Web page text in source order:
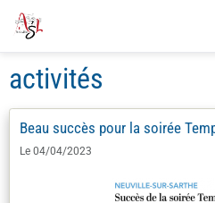
activités
Beau succès pour la soirée
Le 04/04/2023